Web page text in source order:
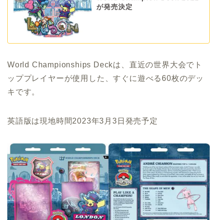
が発売決定
World Championships Deckは、直近の世界大会でト
ッププレイヤーが使用した、すぐに遊べる60枚のデッ
キです。
英語版は現地時間2023年3月3日発売予定